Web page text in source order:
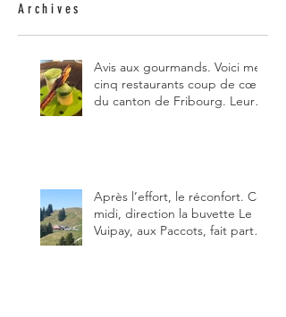
Archives
Avis aux gourmands. Voici mes
cinq restaurants coup de cœur
du canton de Fribourg. Leurs
Après l’effort, le réconfort. Ce
midi, direction la buvette Le
Vuipay, aux Paccots, fait partie